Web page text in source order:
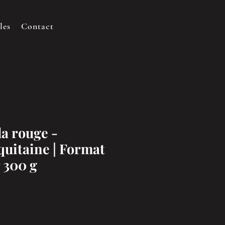
Contact
rouge -
| Format
g